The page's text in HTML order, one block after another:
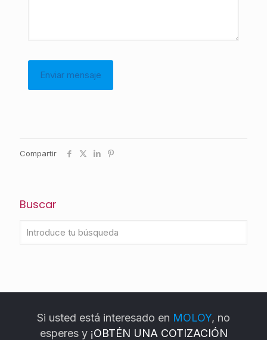
Compartir
Buscar
Si usted está interesado en MOLOY, no
esperes y ¡OBTÉN UNA COTIZACIÓN